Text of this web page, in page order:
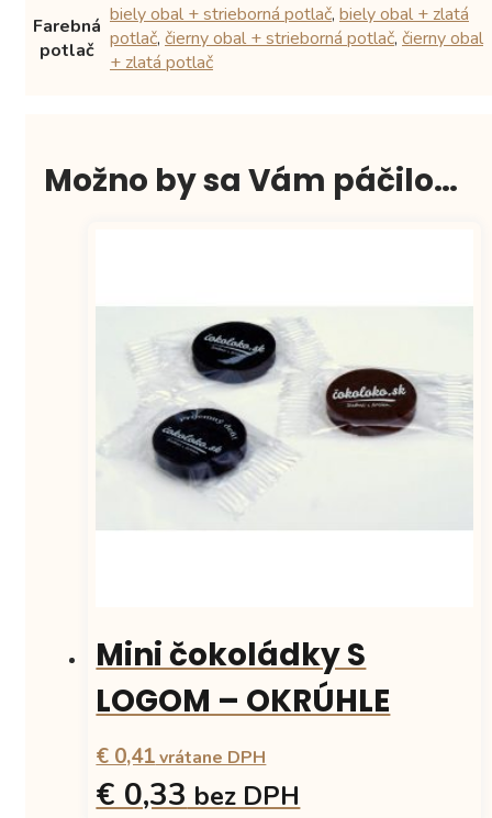
Farebná
potlač
biely obal + strieborná potlač, biely obal + zlatá
potlač, čierny obal + strieborná potlač, čierny obal
+ zlatá potlač
Možno by sa Vám páčilo…
Mini čokoládky S
LOGOM – OKRÚHLE
€ 0,41vrátane DPH
€ 0,33 bez DPH